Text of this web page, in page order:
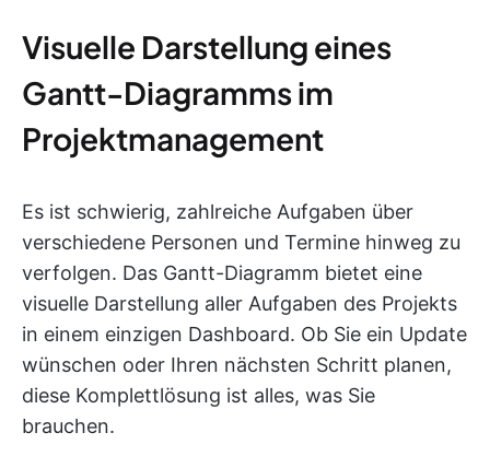
Visuelle Darstellung eines
Gantt-Diagramms im
Projektmanagement
Es ist schwierig, zahlreiche Aufgaben über
verschiedene Personen und Termine hinweg zu
verfolgen. Das Gantt-Diagramm bietet eine
visuelle Darstellung aller Aufgaben des Projekts
in einem einzigen Dashboard. Ob Sie ein Update
wünschen oder Ihren nächsten Schritt planen,
diese Komplettlösung ist alles, was Sie
brauchen.